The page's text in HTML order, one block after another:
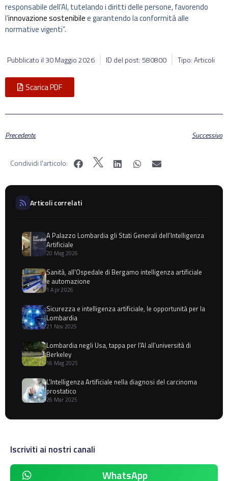
responsabile dell’AI, tutelando i diritti delle persone, favorendo
l’innovazione sostenibilee garantendo la conformità alle
normative vigenti”.
Pubblicato il 30 Maggio 2026 ID del post: 580800 Tipo: Articoli
Scarica PDF
Precedente Successivo
Condividi l'articolo:
Articoli correlati
A Palazzo Lombardia gli Stati Generali dell’Intelligenza
Artificiale
20 Mag 2026
Sanità, all'Ospedale di Bergamo intelligenza artificiale
e automazione
1 Apr 2026
Sicurezza e intelligenza artificiale, le opportunità per la
Lombardia
21 Nov 2025
Lombardia negli Usa, tappa per l'AI all’università di
Berkeley
16 Mag 2025
L'Intelligenza Artificiale nella diagnosi del carcinoma
prostatico
26 Mar 2025
Iscriviti ai nostri canali
WhatsApp